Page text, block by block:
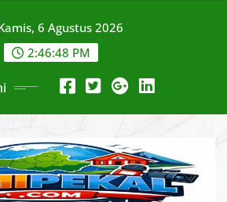
6 Agustus 2026
2:46:50 PM